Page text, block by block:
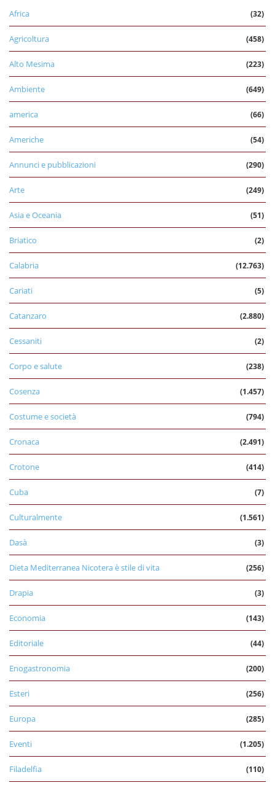
Africa (32)
Agricoltura (458)
Alto Mesima (223)
Ambiente (649)
america (66)
Americhe (54)
Annunci e pubblicazioni (290)
Arte (249)
Asia e Oceania (51)
Briatico (2)
Calabria (12.763)
Cariati (5)
Catanzaro (2.880)
Cessaniti (2)
Corpo e salute (238)
Cosenza (1.457)
Costume e società (794)
Cronaca (2.491)
Crotone (414)
Cuba (7)
Culturalmente (1.561)
Dasà (3)
Dieta Mediterranea Nicotera è stile di vita (256)
Drapia (3)
Economia (143)
Editoriale (44)
Enogastronomia (200)
Esteri (256)
Europa (285)
Eventi (1.205)
Filadelfia (110)